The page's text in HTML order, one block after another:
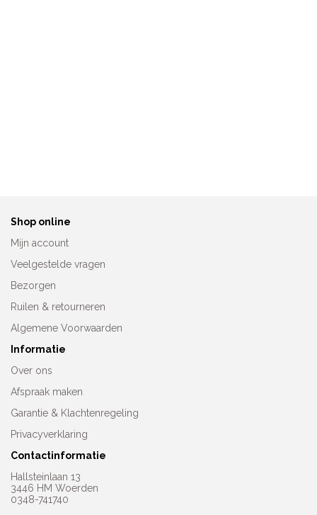
Shop online
Mijn account
Veelgestelde vragen
Bezorgen
Ruilen & retourneren
Algemene Voorwaarden
Informatie
Over ons
Afspraak maken
Garantie & Klachtenregeling
Privacyverklaring
Contactinformatie
Hallsteinlaan 13
3446 HM Woerden
0348-741740